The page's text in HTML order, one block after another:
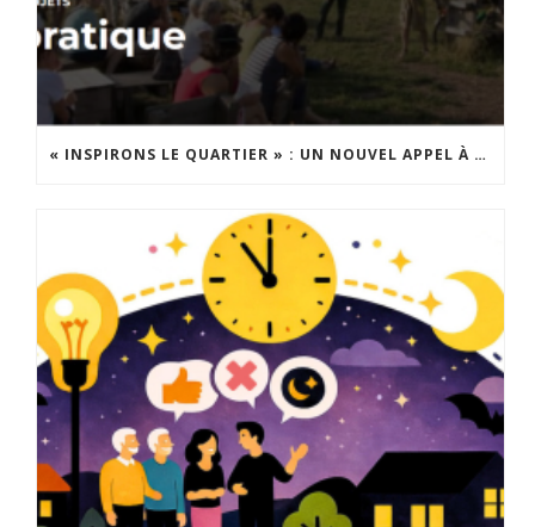
« INSPIRONS LE QUARTIER » : UN NOUVEL APPEL À PROJETS EST LANCÉ !